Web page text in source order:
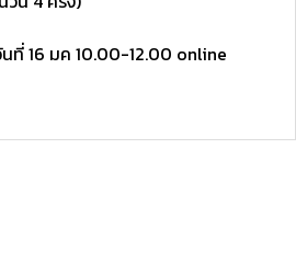
ที่ 16 มค 10.00-12.00 online